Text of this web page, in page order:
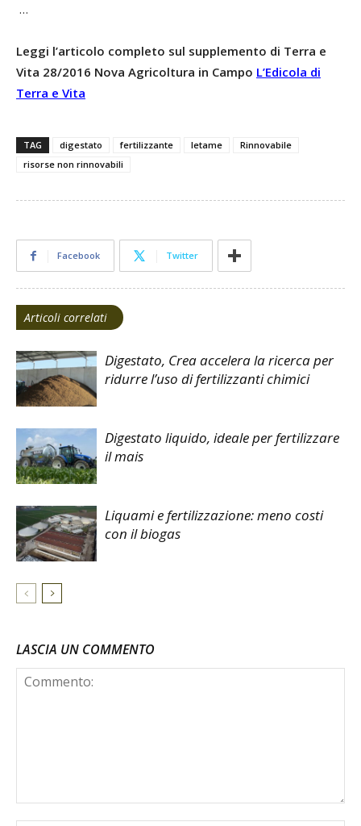
…
Leggi l’articolo completo sul supplemento di Terra e
Vita 28/2016 Nova Agricoltura in Campo L’Edicola di
Terra e Vita
TAG digestato fertilizzante letame
Rinnovabile
risorse non rinnovabili
Facebook Twitter
Articoli correlati
Digestato, Crea accelera la ricerca per
ridurre l’uso di fertilizzanti chimici
Digestato liquido, ideale per fertilizzare
il mais
Liquami e fertilizzazione: meno costi
con il biogas
LASCIA UN COMMENTO